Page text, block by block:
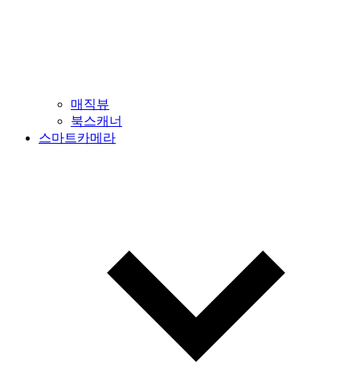
매직뷰
북스캐너
스마트카메라